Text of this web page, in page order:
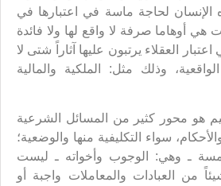
الإنسان لحاجة ماسة في اعتبارها في
هي أوهاما صرفة لا واقع لها ولا فائدة
العقلاء يرتبون عليها آثاراً شتى لا
وذلك مثل: الملكية والمالية
هو محور كثير من المسائل الشرعية
سواء التكليفية منها والوضعية؛
ـ وهي: الوجوب وأخواته ـ ليست
من العبادات والمعاملات واجبة أو